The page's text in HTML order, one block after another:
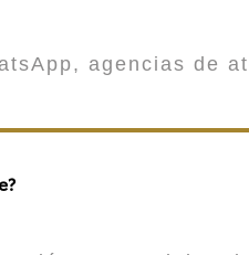
agencias de